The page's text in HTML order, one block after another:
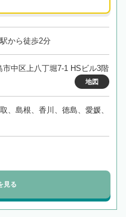
から徒歩2分
市中区上八丁堀7-1 HSビル3階
地図
、島根、香川、徳島、愛媛、
見る